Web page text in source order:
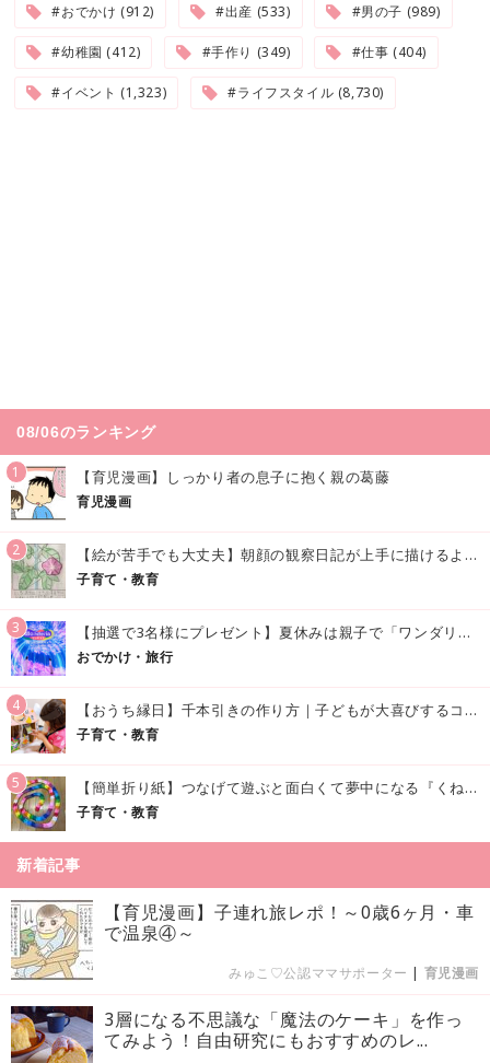
#おでかけ (912) #出産 (533) #男の子 (989)
#幼稚園 (412) #手作り (349) #仕事 (404)
#イベント (1,323) #ライフスタイル (8,730)
08/06のランキング
1 【育児漫画】しっかり者の息子に抱く親の葛藤
育児漫画
2 【絵が苦手でも大丈夫】朝顔の観察日記が上手に描けるようになる方法｜イラスト付き
子育て・教育
3 【抽選で3名様にプレゼント】夏休みは親子で「ワンダリア横浜」へ！涼しく学んで遊べる話題の没入型施設をご紹介
おでかけ・旅行
4 【おうち縁日】千本引きの作り方｜子どもが大喜びするコツやアイデア♪
子育て・教育
5 【簡単折り紙】つなげて遊ぶと面白くて夢中になる『くねくねへびさんの作り方』
子育て・教育
新着記事
【育児漫画】子連れ旅レポ！～0歳6ヶ月・車
で温泉④～
みゅこ♡公認ママサポーター | 育児漫画
3層になる不思議な「魔法のケーキ」を作っ
てみよう！自由研究にもおすすめのレ...